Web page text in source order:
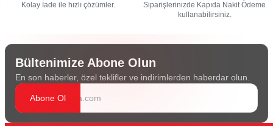
Kolay İade ile hızlı çözümler.
Siparişlerinizde Kapıda Nakit Ödeme
kullanabilirsiniz.
Bültenimize Abone Olun
En son haberler, özel teklifler ve indirimlerden haberdar olun.
Abone Ol